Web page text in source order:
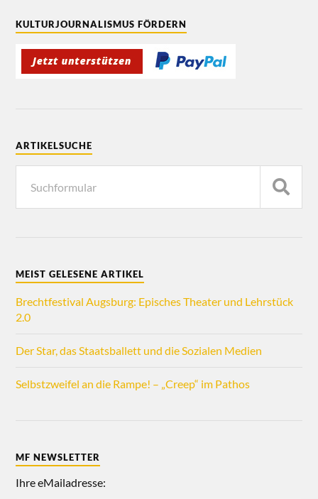
KULTURJOURNALISMUS FÖRDERN
ARTIKELSUCHE
MEIST GELESENE ARTIKEL
Brechtfestival Augsburg: Episches Theater und Lehrstück
2.0
Der Star, das Staatsballett und die Sozialen Medien
Selbstzweifel an die Rampe! – „Creep“ im Pathos
MF NEWSLETTER
Ihre eMailadresse: